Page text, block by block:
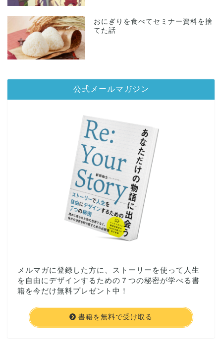
おにぎりを食べてセミナー資料を捨
てた話
公式メールマガジン
メルマガに登録した方に、ストーリーを使って人生
を自由にデザインするための７つの秘密が学べる書
籍を今だけ無料プレゼント中！
書籍を無料で受け取る